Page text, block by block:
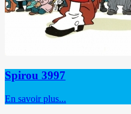
Spirou 3997
En savoir plus...